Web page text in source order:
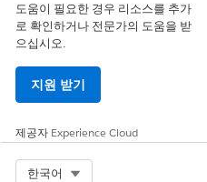
예
도움이 필요한 경우 리소스를 추가
로 확인하거나 전문가의 도움을 받
으십시오.
지원 받기
제공자 Experience Cloud
한국어